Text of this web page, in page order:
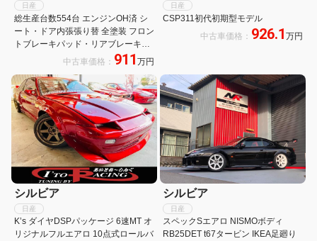
日産
総生産台数554台 エンジンOH済 シ
ート・ドア内張張り替 全塗装 フロン
トブレーキパッド・リアブレーキシ
ュー交換済 フロントキャリパー・リ
中古車価格： 911 万円
日産
CSP311初代初期型モデル
中古車価格： 926.1 万円
シルビア
日産
K’s ダイヤDSPパッケージ 6速MT オ
リジナルフルエアロ 10点式ロールバ
シルビア
日産
スペックSエアロ NISMOボディ
RB25DET t67タービン IKEA足廻り